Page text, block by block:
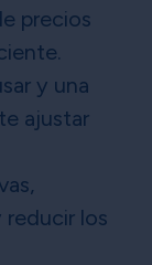
precios
y una
ajustar
los